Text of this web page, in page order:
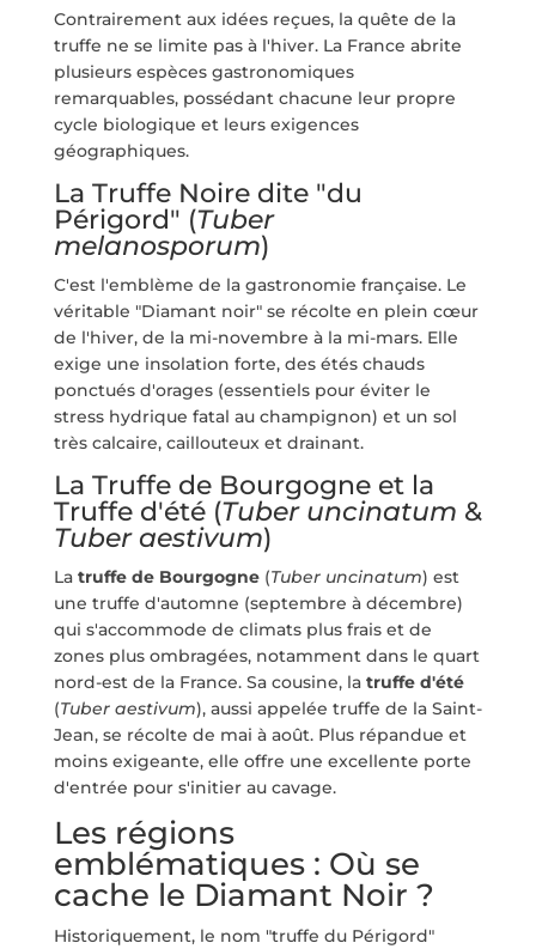
Contrairement aux idées reçues, la quête de la
truffe ne se limite pas à l'hiver. La France abrite
plusieurs espèces gastronomiques
remarquables, possédant chacune leur propre
cycle biologique et leurs exigences
géographiques.
La Truffe Noire dite "du
Périgord" (Tuber
melanosporum)
C'est l'emblème de la gastronomie française. Le
véritable "Diamant noir" se récolte en plein cœur
de l'hiver, de la mi-novembre à la mi-mars. Elle
exige une insolation forte, des étés chauds
ponctués d'orages (essentiels pour éviter le
stress hydrique fatal au champignon) et un sol
très calcaire, caillouteux et drainant.
La Truffe de Bourgogne et la
Truffe d'été (Tuber uncinatum &
Tuber aestivum)
La truffe de Bourgogne(Tuber uncinatum) est
une truffe d'automne (septembre à décembre)
qui s'accommode de climats plus frais et de
zones plus ombragées, notamment dans le quart
nord-est de la France. Sa cousine, la truffe d'été
(Tuber aestivum), aussi appelée truffe de la Saint-
Jean, se récolte de mai à août. Plus répandue et
moins exigeante, elle offre une excellente porte
d'entrée pour s'initier au cavage.
Les régions
emblématiques : Où se
cache le Diamant Noir ?
Historiquement, le nom "truffe du Périgord"